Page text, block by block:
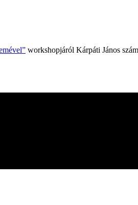
workshopjáról Kárpáti János